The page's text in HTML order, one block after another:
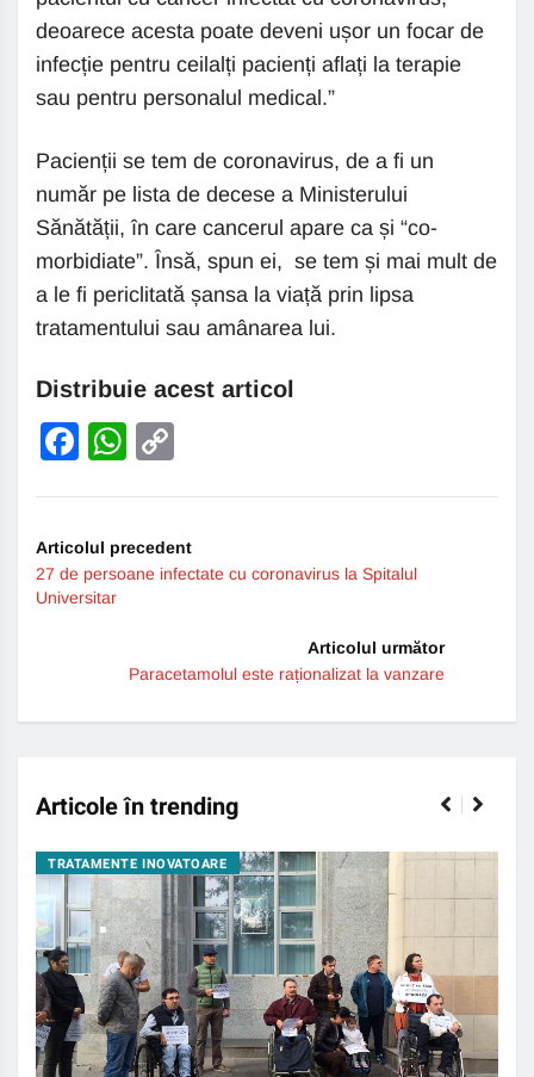
deoarece acesta poate deveni ușor un focar de
infecție pentru ceilalți pacienți aflați la terapie
sau pentru personalul medical.”
Pacienții se tem de coronavirus, de a fi un
număr pe lista de decese a Ministerului
Sănătății, în care cancerul apare ca și “co-
morbidiate”. Însă, spun ei, se tem și mai mult de
a le fi periclitată șansa la viață prin lipsa
tratamentului sau amânarea lui.
Distribuie acest articol
Facebook
WhatsApp
Articolul precedent
27 de persoane infectate cu coronavirus la Spitalul
Universitar
Articolul următor
Paracetamolul este raționalizat la vanzare
Articole în trending
TRATAMENTE INOVATOARE